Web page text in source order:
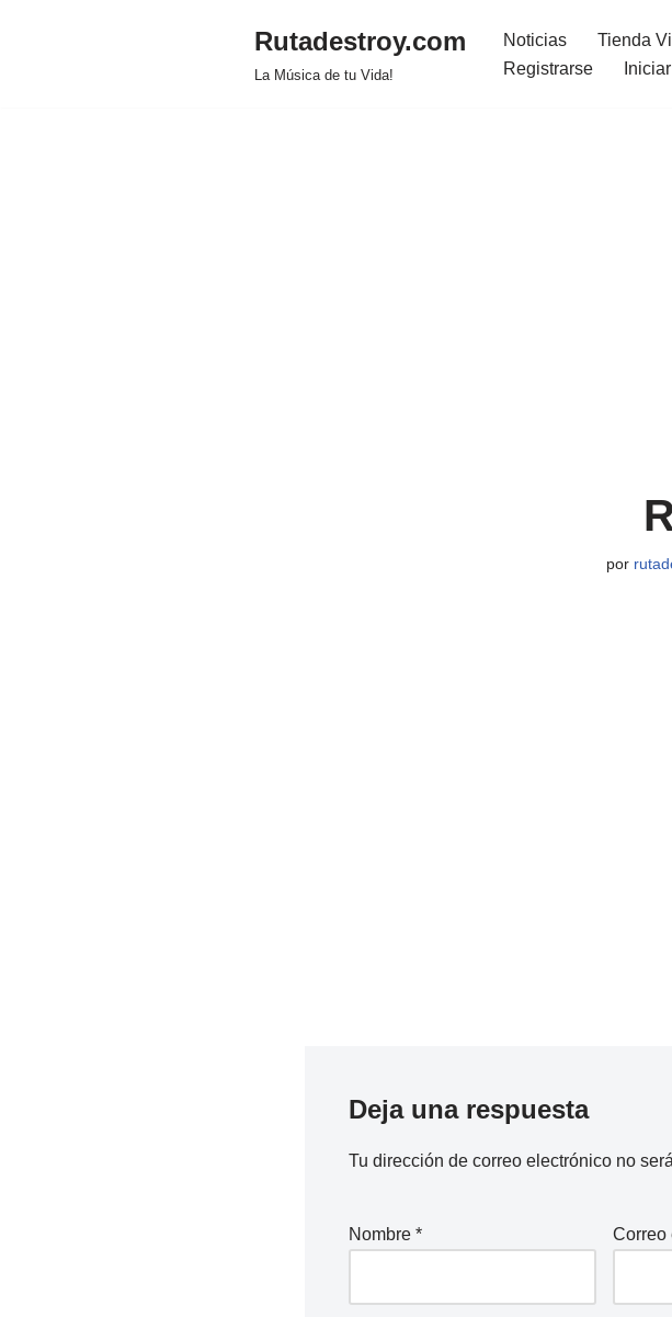
Rutadestroy.com
La Música de tu Vida!
Noticias Tienda
Registrarse
por
Deja una respuesta
Tu dirección de correo electrónico no
Nombre * Correo